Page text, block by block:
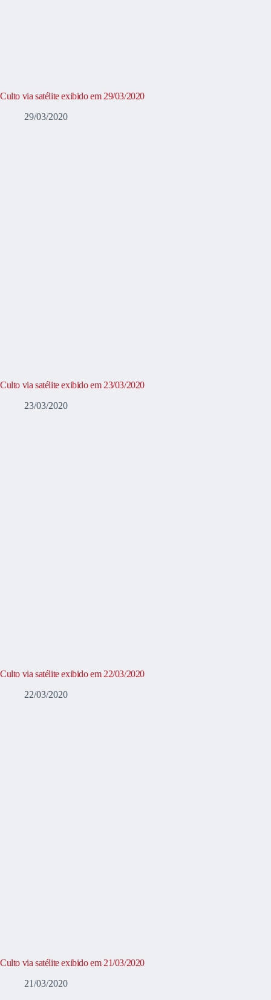
Culto via satélite exibido em 29/03/2020
29/03/2020
Culto via satélite exibido em 23/03/2020
23/03/2020
Culto via satélite exibido em 22/03/2020
22/03/2020
Culto via satélite exibido em 21/03/2020
21/03/2020